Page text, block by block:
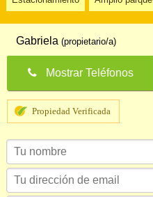
Gabriela (propietario/a)
Mostrar Teléfonos
Propiedad Verificada